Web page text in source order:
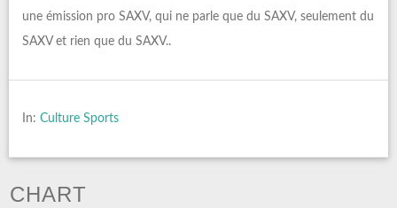
une émission pro SAXV, qui ne parle que du SAXV, seulement du
SAXV et rien que du SAXV..
In: Culture Sports
CHART